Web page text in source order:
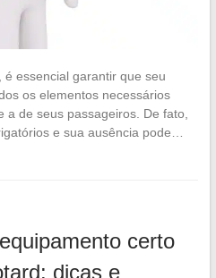
essencial garantir que seu
os elementos necessários
de seus passageiros. De fato,
e sua ausência pode…
certo
dicas e